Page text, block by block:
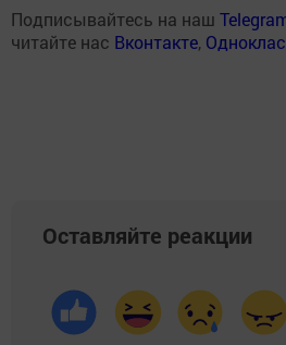
Подписывайтесь на наш
читайте нас Вконтакте,
Оставляйте реакции